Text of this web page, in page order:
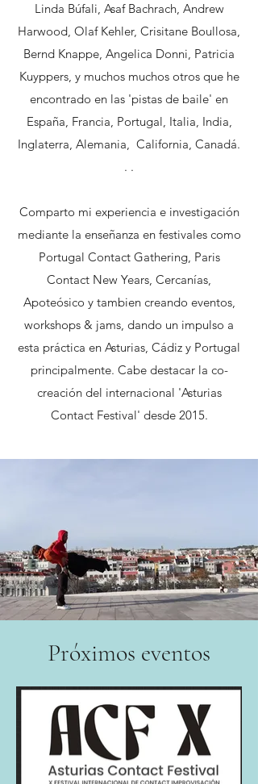
Linda Búfali, Asaf Bachrach, Andrew
Harwood, Olaf Kehler, Crisitane Boullosa,
Bernd Knappe, Angelica Donni, Patricia
Kuyppers, y muchos muchos otros que he
encontrado en las 'pistas de baile' en
España, Francia, Portugal, Italia, India,
Inglaterra, Alemania, California, Canadá.
. .
Comparto mi experiencia e investigación
mediante la enseñanza en festivales como
Portugal Contact Gathering, Paris
Contact New Years, Cercanías,
Apoteósico y tambien creando eventos,
workshops & jams, dando un impulso a
esta práctica en Asturias, Cádiz y Portugal
principalmente. Cabe destacar la co-
creación del internacional 'Asturias
Contact Festival' desde 2015.
Próximos eventos